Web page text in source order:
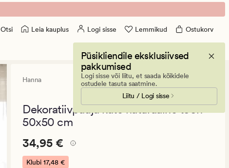
Otsi Leia kauplus Logi sisse Lemmikud Ostukorv
Püsikliendile eksklusiivsed
pakkumised
Logi sisse või liitu, et saada kõikidele
ostudele tasuta saatmine.
Liitu / Logi sisse
Hanna
arvustust
5
Dekoratiivpadja kate naturaalne toon -
50x50 cm
Pris_ee
34,95
€.
Pris_ee 34,95 €
34,95 €
Klubi 17,48 €